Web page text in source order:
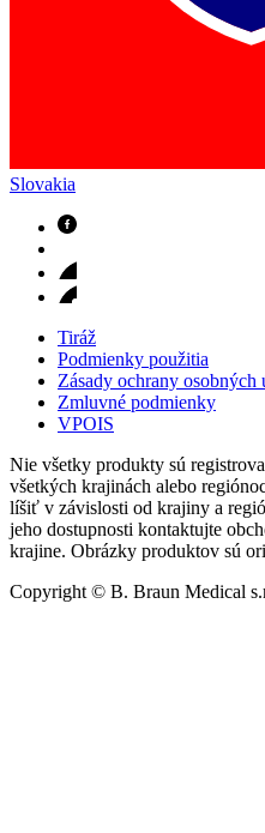
Slovakia
Tiráž
Podmienky použitia
Zásady ochrany osobných
Zmluvné podmienky
VPOIS
Nie všetky produkty sú
všetkých krajinách alebo
líšiť v závislosti od krajiny a
jeho dostupnosti kontaktujte
krajine. Obrázky produktov sú
Copyright © B. Braun Medical